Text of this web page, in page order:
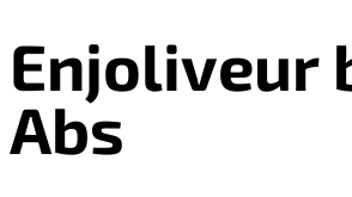
Enjoliveur
Abs